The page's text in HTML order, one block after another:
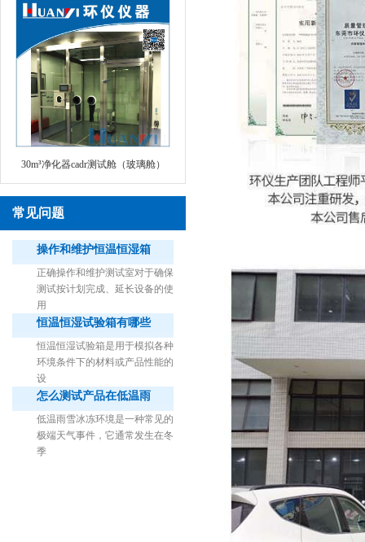
30m³净化器cadr测试舱（玻璃舱）
1立方米细菌气雾柜（不锈钢）
常见问题
操作和维护恒温恒湿箱
正确操作和维护测试室对于确保
测试按计划完成、延长设备的使
用
恒温恒湿试验箱有哪些
恒温恒湿试验箱是用于模拟各种
环境条件下的材料或产品性能的
设
怎么测试产品在低温雨
低温雨雪冰冻环境是一种常见的
极端天气事件，它通常发生在冬
季